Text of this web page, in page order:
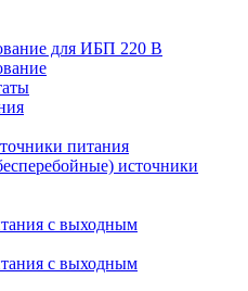
для ИБП 220 В
питания
источники
с выходным
с выходным